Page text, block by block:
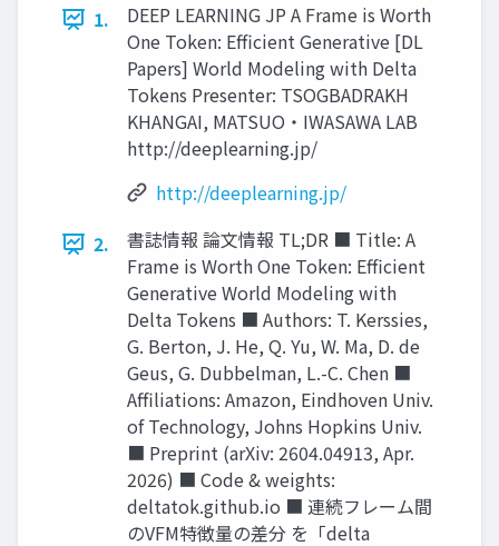
1.
DEEP LEARNING JP A Frame is Worth
One Token: Efficient Generative [DL
Papers] World Modeling with Delta
Tokens Presenter: TSOGBADRAKH
KHANGAI, MATSUO・IWASAWA LAB
http://deeplearning.jp/
http://deeplearning.jp/
2.
書誌情報 論文情報 TL;DR ■ Title: A
Frame is Worth One Token: Efficient
Generative World Modeling with
Delta Tokens ■ Authors: T. Kerssies,
G. Berton, J. He, Q. Yu, W. Ma, D. de
Geus, G. Dubbelman, L.-C. Chen ■
Affiliations: Amazon, Eindhoven Univ.
of Technology, Johns Hopkins Univ.
■ Preprint (arXiv: 2604.04913, Apr.
2026) ■ Code & weights:
deltatok.github.io ■ 連続フレーム間
のVFM特徴量の差分 を「delta